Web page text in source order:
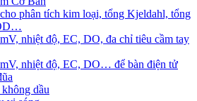
phân tích kim loại, tổng Kjeldahl, tổng
nhiệt độ, EC, DO, đa chỉ tiêu cầm tay
nhiệt độ, EC, DO… để bàn điện tử
dầu